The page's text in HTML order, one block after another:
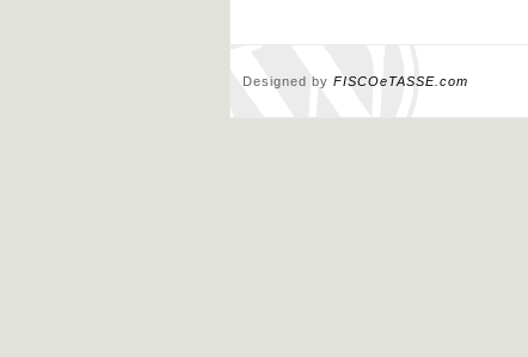
Designed by FISCOeTASSE.com